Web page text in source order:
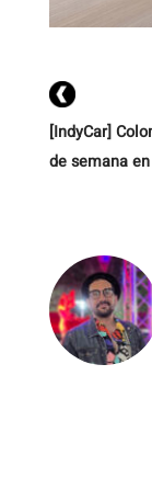
[IndyCar]
de semana